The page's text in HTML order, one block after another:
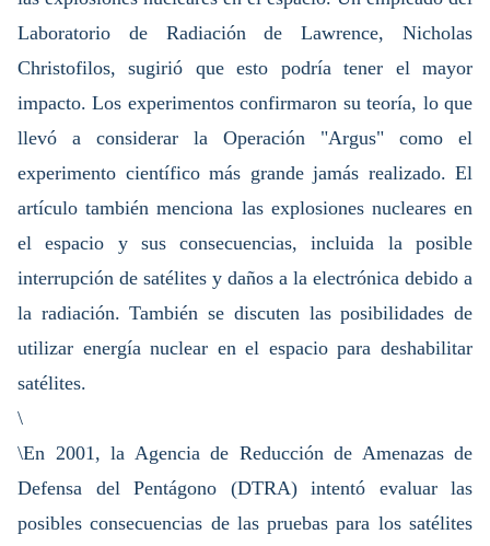
Laboratorio de Radiación de Lawrence, Nicholas
Christofilos, sugirió que esto podría tener el mayor
impacto. Los experimentos confirmaron su teoría, lo que
llevó a considerar la Operación "Argus" como el
experimento científico más grande jamás realizado. El
artículo también menciona las explosiones nucleares en
el espacio y sus consecuencias, incluida la posible
interrupción de satélites y daños a la electrónica debido a
la radiación. También se discuten las posibilidades de
utilizar energía nuclear en el espacio para deshabilitar
satélites.
\
\En 2001, la Agencia de Reducción de Amenazas de
Defensa del Pentágono (DTRA) intentó evaluar las
posibles consecuencias de las pruebas para los satélites